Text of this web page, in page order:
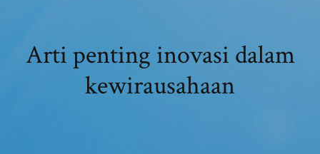
Arti penting inovasi dalam
kewirausahaan